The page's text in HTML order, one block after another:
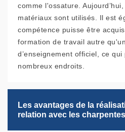
comme l'ossature.
matériaux sont utilisés. Il est
compétence puisse être
formation de travail autre
d’enseignement officiel, ce
nombreux endroits.
Les avantages de la
relation avec les